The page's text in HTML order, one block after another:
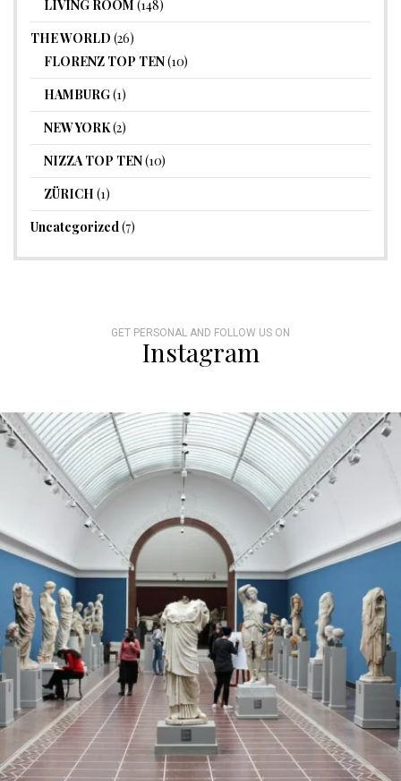
LIVING ROOM (148)
THE WORLD (26)
FLORENZ TOP TEN(10)
HAMBURG(1)
NEW YORK(2)
NIZZA TOP TEN(10)
ZÜRICH (1)
Uncategorized (7)
GET PERSONAL AND FOLLOW US ON
Instagram